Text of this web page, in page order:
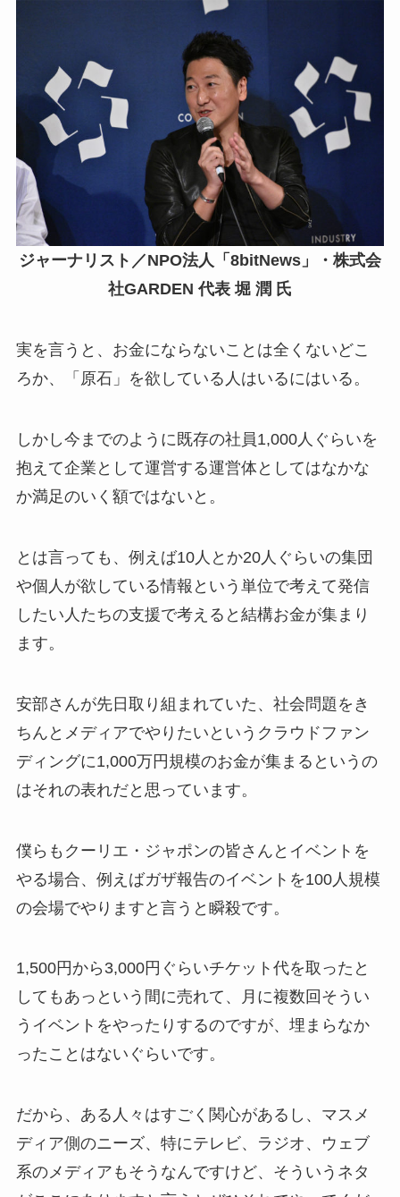
ジャーナリスト／NPO法人「8bitNews」・株式会
社GARDEN 代表 堀 潤 氏
実を言うと、お金にならないことは全くないどこ
ろか、「原石」を欲している人はいるにはいる。
しかし今までのように既存の社員1,000人ぐらいを
抱えて企業として運営する運営体としてはなかな
か満足のいく額ではないと。
とは言っても、例えば10人とか20人ぐらいの集団
や個人が欲している情報という単位で考えて発信
したい人たちの支援で考えると結構お金が集まり
ます。
安部さんが先日取り組まれていた、社会問題をき
ちんとメディアでやりたいというクラウドファン
ディングに1,000万円規模のお金が集まるというの
はそれの表れだと思っています。
僕らもクーリエ・ジャポンの皆さんとイベントを
やる場合、例えばガザ報告のイベントを100人規模
の会場でやりますと言うと瞬殺です。
1,500円から3,000円ぐらいチケット代を取ったと
してもあっという間に売れて、月に複数回そうい
うイベントをやったりするのですが、埋まらなか
ったことはないぐらいです。
だから、ある人々はすごく関心があるし、マスメ
ディア側のニーズ、特にテレビ、ラジオ、ウェブ
系のメディアもそうなんですけど、そういうネタ